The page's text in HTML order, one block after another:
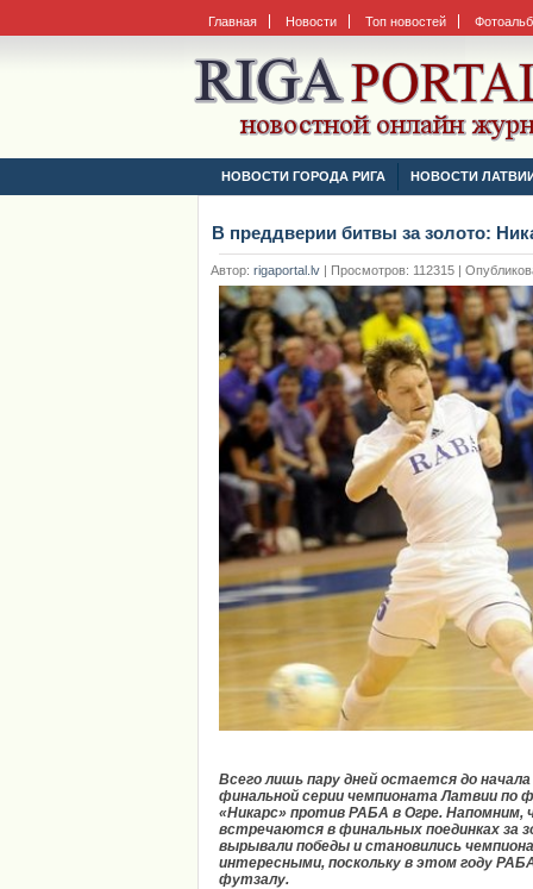
Главная Новости Топ новостей
НОВОСТИ ГОРОДА РИГА НОВОСТИ
В преддверии битвы за золото:
Автор: rigaportal.lv | Просмотров: 112315 |
Всего лишь пару дней остается до
финальной серии чемпионата Латвии по
«Никарс» против РАБА в Огре. Напомним,
встречаются в финальных поединках за
вырывали победы и становились
интересными, поскольку в этом году
футзалу.